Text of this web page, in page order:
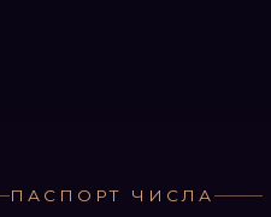
ПАСПОРТ ЧИСЛА